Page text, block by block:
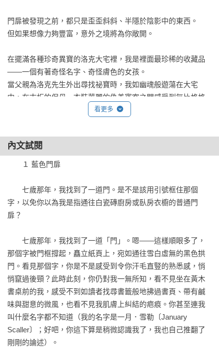
門扉被發現之前，都只是歪歪斜斜、半隱於陰影中的東西。
但如果想像力夠豐富，意外之境將為你敞開。
在擺滿各種珍奇異寶的洛克大宅裡，我是裡面最珍稀的收藏品
——一個有著奇怪名字、奇怪膚色的女孩。
當父親為洛克先生外出尋找祕寶時，我如幽魂般遊蕩在大宅
中，在古板的保母、衣裝華麗的偽善賓客之間感受到無比格格
不入。而一切，都在我發現那扇孤零零立在原野中、破敗的藍
十七歲那年，當父親的死訊傳來，我在大宅裡的藏寶箱找到了
那本書，發現了「門」的存在。透過門扉，我看到異域的沙岩
廣場、岩石築成的白色城市、薄暮中散發金光的黃金國度，以
串危機與威脅。殺手緊追在後，我不得不逃離既有生活，跟著
書裡少女和鬼男孩的步伐，踏上一場漫長無邊的探尋之旅。
時候來臨時，我將成為活生生的鑰匙，開啟一道道「門」。
行走在世界邊緣、不停找尋出口的人，
在踏進門之時，擁有足夠勇氣才能成功去到另一側。
這是關於門的故事——通往何處，無法通往何處，以及如何打
開。
這也是關於無數故事的故事——它們如何與我們的生活交織，
我們如何被其激勵和塑造，如何塑造出屬於自己的故事並做出
抉擇。
這個故事也關於愛情如何超越階級、種族、宗教，乃至世俗的
看更多
內文試閱
１ 藍色門扉
七歲那年，我找到了一道門。是不是該用引號框住那個
字，以免你以為我是指通往白瓷磚廚房或臥房衣櫥的普通門
扉？
七歲那年，我找到了一道「門」。嗯——這樣順眼多了，
那個字被門框撐起，矗立紙頁上，宛如通往雪白虛無的黑色拱
門。看見那個字，你是不是感受到令你汗毛直豎的熟悉感，悄
悄竄過後頸？此時此刻，你仍對我一無所知，看不見坐在黃木
書桌前的我，感受不到如讀者找尋書籤般地拂過書頁、帶有鹹
味與甜意的微風，也看不見我肌膚上糾結的疤痕。你甚至連我
叫什麼名字都不知道（我的名字是一月．雪勒〔January
Scaller〕；好吧，你這下算是稍微認識我了，我也自己推翻了
剛剛的論述）。